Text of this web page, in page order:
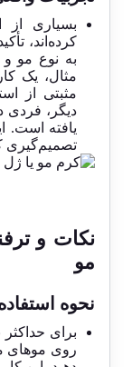
بسیاری از
کرده‌اند،
به نوع مو
مثال، یک
مثبتی از
دیگر، فردی
یافته است.
تصمیم‌گیری
نکات و
مو
نحوه
برای
روی موهای